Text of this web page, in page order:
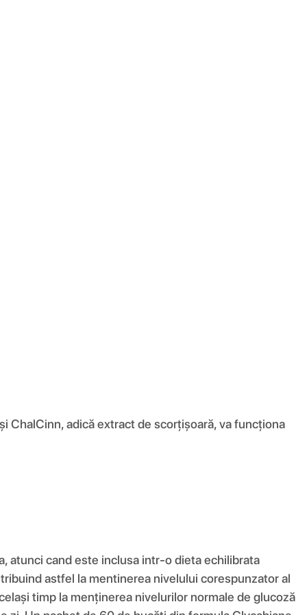
ChalCinn, adică extract de scorțișoară, va funcționa
atunci cand este inclusa intr-o dieta echilibrata
astfel la mentinerea nivelului corespunzator al
timp la menținerea nivelurilor normale de glucoză